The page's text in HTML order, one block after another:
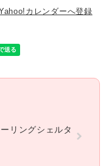
カレンダーへ登録
リングシェルタ